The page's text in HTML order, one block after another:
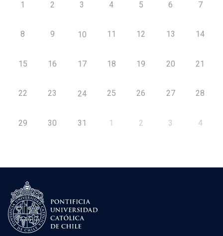
1 2 3 4 5 6 7
8 9 10 11 12 13 14
15 16 17 18 19 20 21
22 23 24 25 26 27 28
29 30 31 1 2 3 4